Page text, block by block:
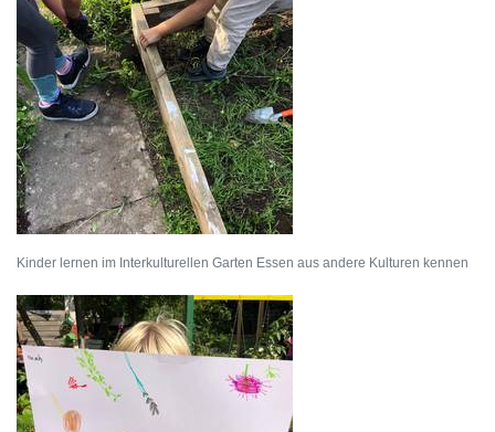
Kinder lernen im Interkulturellen Garten Essen aus andere Kulturen kennen